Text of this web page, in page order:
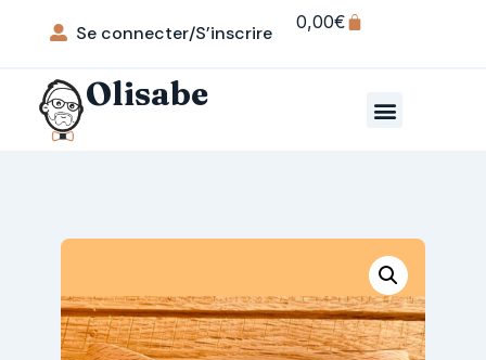
Se connecter/S’inscrire 0,00€
Olisabe